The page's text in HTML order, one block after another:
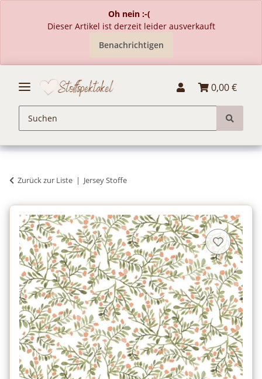
Oh nein :-(
Dieser Artikel ist derzeit leider ausverkauft
Benachrichtigen
0,00 €
Zurück zur Liste Jersey Stoffe